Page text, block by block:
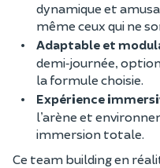
dynamique et
même ceux qui ne
Adaptable et
demi‑journée,
la formule choisie.
Expérience
l’arène et
immersion totale.
Ce team building en